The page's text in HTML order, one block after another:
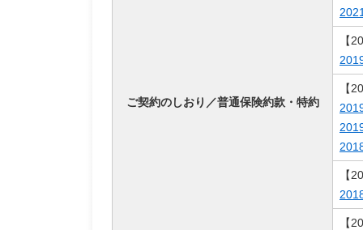
ご契約のしおり／普通保険約款・特約
【
【
【
【